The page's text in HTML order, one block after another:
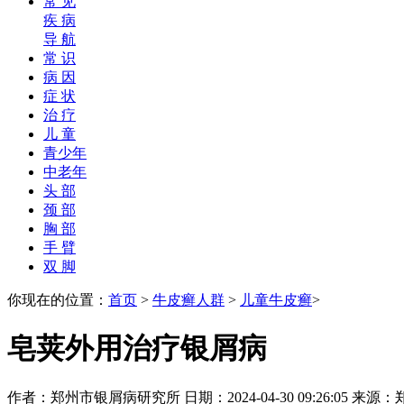
疾 病
导 航
常 识
病 因
症 状
治 疗
儿 童
青少年
中老年
头 部
颈 部
胸 部
手 臂
双 脚
你现在的位置： 首页 > 牛皮癣人群 > 儿童牛皮癣>
皂荚外用治疗银屑病
作者：郑州市银屑病研究所 日期：2024-04-30 09:26:05 来源：